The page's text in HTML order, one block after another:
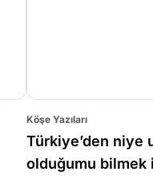
Köşe Yazıları
Türkiye’den niye
olduğumu bilmek